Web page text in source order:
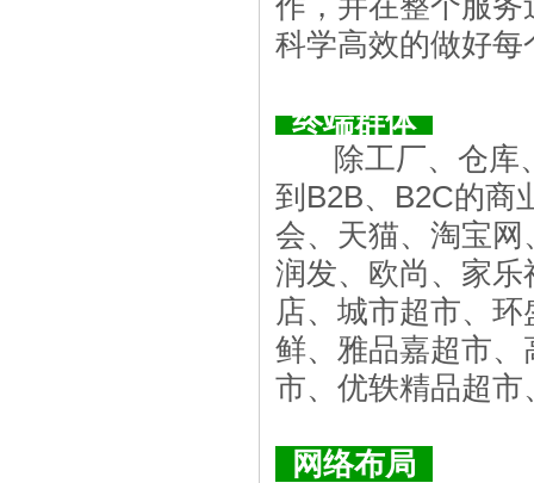
科学高效的做好每
终端群体
除工厂、仓库、
到 B2B、 B2C的商
会、天猫、淘宝
润发、欧尚、家
店、城市超市、
鲜、雅品嘉超市
市、优轶精品超
网络布局